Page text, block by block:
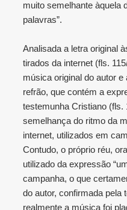
muito semelhante àquela
palavras”.
Analisada a letra original
tirados da internet (fls.
música original do autor
refrão, que contém a
testemunha Cristiano (fls.
semelhança do ritmo da
internet, utilizados em
Contudo, o próprio réu,
utilizado da expressão
campanha, o que
do autor, confirmada pela
realmente a música foi